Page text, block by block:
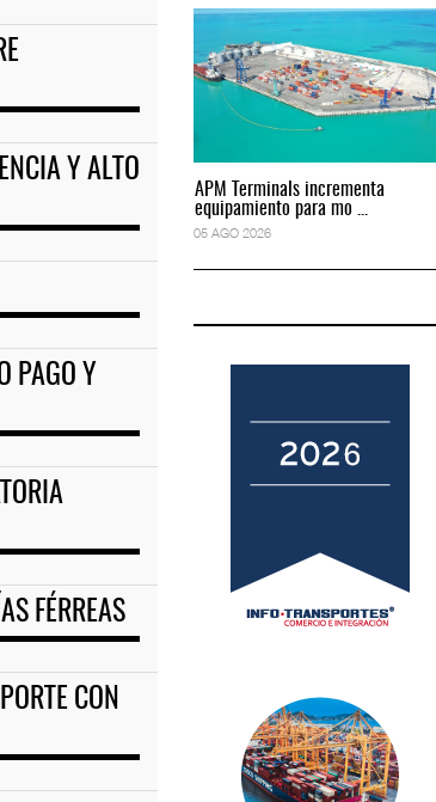
Y ALTO
PAGO Y
FÉRREAS
CON
APM Terminals incrementa
equipamiento para mo ...
05 AGO 2026
au ExxonMobil lleva mantenimiento predictivo al au